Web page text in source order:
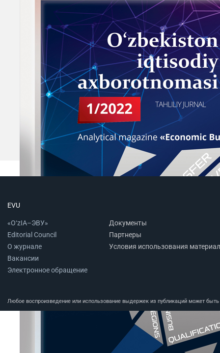
EVU
«O‘zIA–ЭВУ»
Editorial Council
О журнале
Вакансии
Электронное обращение
Документы
Партнеры
Условия использования
Любое воспроизведение или использование выдержек из публикаций может